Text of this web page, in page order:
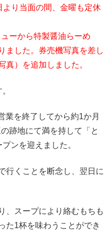
り当面の間、金曜も定休
ーから特製醤油らーめ
ました。券売機写真を差し
真）を追加しました。
業を終了してから約1か月
跡地にて満を持して「と
ンを迎えました。
行くことを断念し、翌日に
、スープにより絡むもちも
た1杯を味わうことができ